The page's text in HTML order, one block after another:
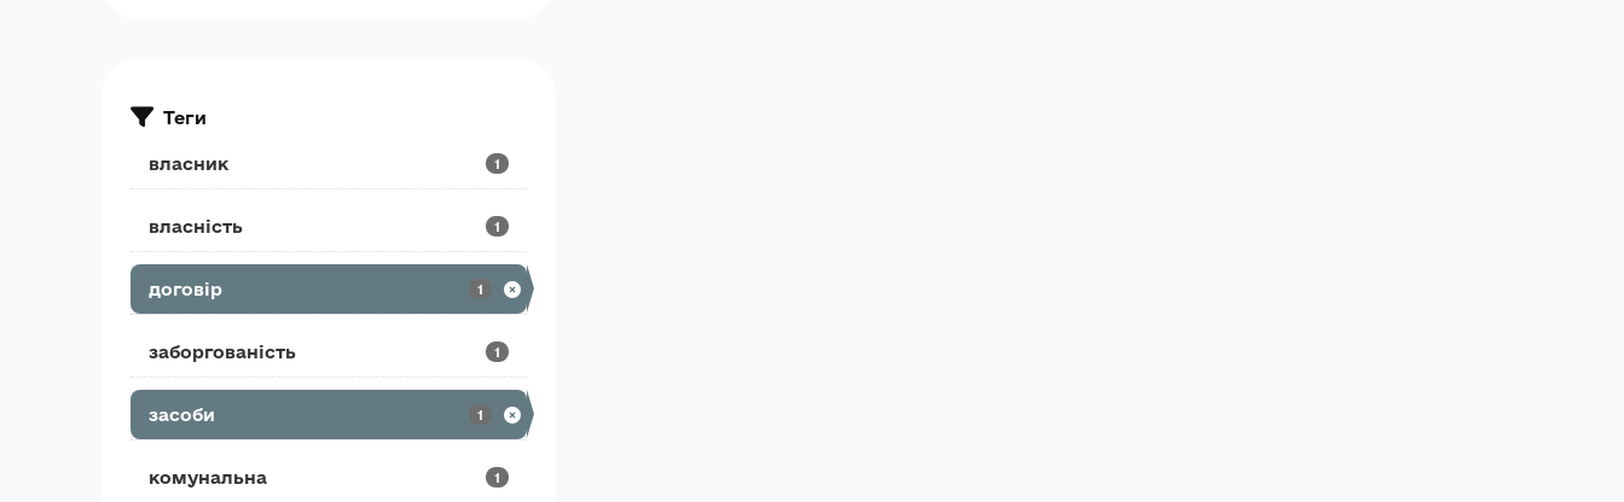
Теги
власник 1
власність 1
договір 1
заборгованість 1
засоби 1
комунальна 1